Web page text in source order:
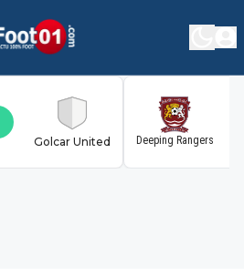
Golcar United Deeping Rangers